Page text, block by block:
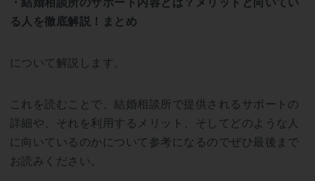
・結婚相談所のサポート内容とは？メリットと向いてい
る人を徹底解説！まとめ
について解説します。
これを読むことで、結婚相談所で提供されるサポートの
詳細や、それを利用するメリット、そしてどのような人
に向いているのかについて参考になるのでぜひ最後まで
お読みください。